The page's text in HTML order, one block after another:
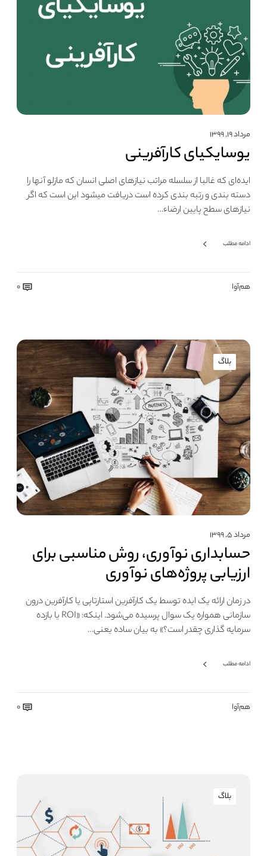
مرداد ۱۹, ۱۳۹۹
یوسایکیای کارآفرینی
ایده‌ای که غالبا از سلسله مراتب نیازهای اصلی انسان که مازلو آنها را
دسته بندی و رتبه بندی کرده است دریافت میشود این است که اگر
نیازهای سطح پایین ارضاء…
ادامه مطلب
هم‌آوا 0
بلاگ
مرداد ۵, ۱۳۹۹
حسابداری نوآوری، روش مناسبی برای
ارزیابی پروژه‌های نوآوری
در زمان ارائه یک ایده توسط یک کارآفرین استارتاپی یا کارآفرین درون
سازمانی همواره یک سوال پرسیده می‌شود. اینکه: «ROI یا بازده
سرمایه گذاری چقدر است؟» به بیان ساده یعنی…
ادامه مطلب
هم‌آوا 0
بلاگ